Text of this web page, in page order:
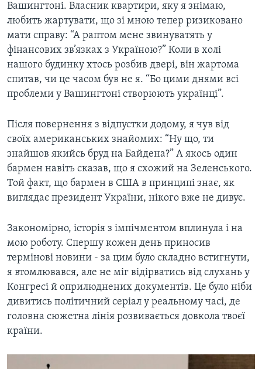
Вашингтоні. Власник квартири, яку я знімаю,
любить жартувати, що зі мною тепер ризиковано
мати справу: “А раптом мене звинуватять у
фінансових зв’язках з Україною?” Коли в холі
нашого будинку хтось розбив двері, він жартома
спитав, чи це часом був не я. “Бо цими днями всі
проблеми у Вашингтоні створюють українці”.
Після повернення з відпустки додому, я чув від
своїх американських знайомих: “Ну що, ти
знайшов якийсь бруд на Байдена?” А якось один
бармен навіть сказав, що я схожий на Зеленського.
Той факт, що бармен в США в принципі знає, як
виглядає президент України, нікого вже не дивує.
Закономірно, історія з імпічментом вплинула і на
мою роботу. Спершу кожен день приносив
термінові новини - за цим було складно встигнути,
я втомлювався, але не міг відірватись від слухань у
Конгресі й оприлюднених документів. Це було ніби
дивитись політичний серіал у реальному часі, де
головна сюжетна лінія розвивається довкола твоєї
країни.